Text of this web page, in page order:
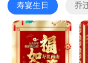
寿宴生日 乔